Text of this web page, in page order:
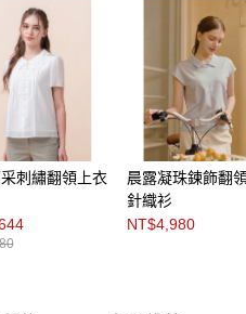
之「AFTEE先享後付」服務完成之交
資料，並將交易相關給付款項請求債
下網址：
理人或監護人之同意方可使用
者引起之損失，本公司不負相關責
不足之情形，本公司將視審查結果
)免運費
)免運費
刺繡翻領上衣
晨露凝珠鍊飾翻
針織衫
NT$4,980